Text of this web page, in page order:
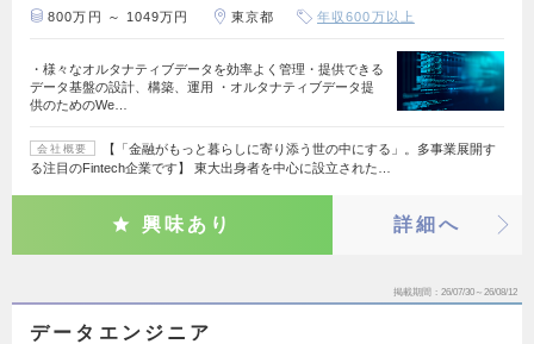
800万円 ～ 1049万円 東京都 年収600万以上
・様々なオルタナティブデータを効率よく管理・提供できる
データ基盤の設計、構築、運用 ・オルタナティブデータ提
供のためのWe…
会社概要
【「金融がもっと暮らしに寄り添う世の中にする」。多事業展開す
る注目のFintech企業です】 東大出身者を中心に設立された…
興味あり 詳細へ
掲載期間 26/07/30～26/08/12
データエンジニア